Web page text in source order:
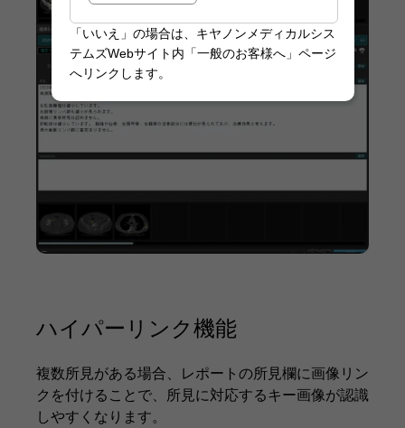
ハイパーリンク機能
複数所見がある場合、レポートの所見欄に画像リン
クを付けることで、所見に対応するキー画像が認識
しやすくなります。
「いいえ」の場合は、キヤノンメディカルシス
テムズWebサイト内「一般のお客様へ」ページ
へリンクします。